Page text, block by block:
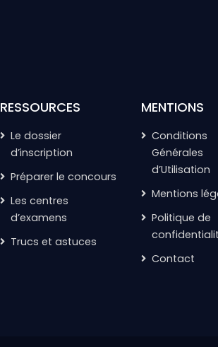
RESSOURCES
Le dossier
d’inscription
Préparer le concours
Les centres
d’examens
Trucs et astuces
MENTIONS
Conditions
Générales
d’Utilisation
Mentions
Politique de
Contact